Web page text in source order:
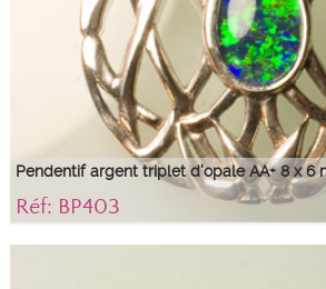
Pendentif argent triplet d'opale AA+ 8 x 6
Réf: BP403
Pendentif en argent en forme de médaillon de
la monture a été fabriquée au Royaume-Uni et le